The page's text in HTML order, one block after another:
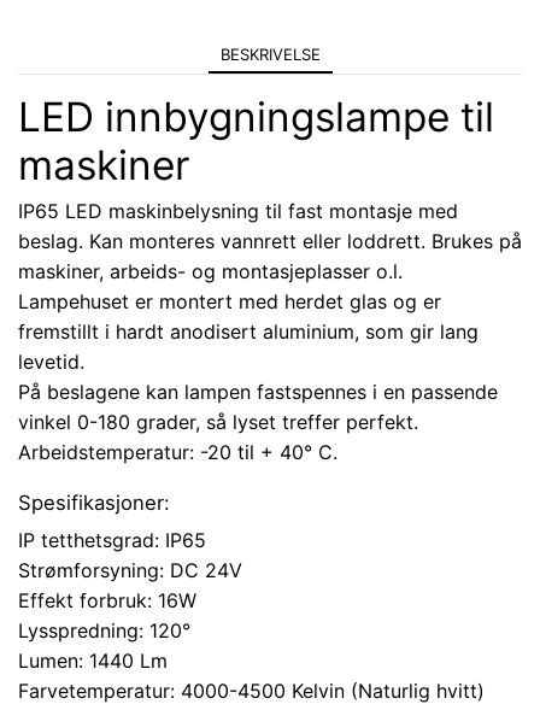
BESKRIVELSE
LED innbygningslampe til
maskiner
IP65 LED maskinbelysning til fast montasje med
beslag. Kan monteres vannrett eller loddrett. Brukes på
maskiner, arbeids- og montasjeplasser o.l.
Lampehuset er montert med herdet glas og er
fremstillt i hardt anodisert aluminium, som gir lang
levetid.
På beslagene kan lampen fastspennes i en passende
vinkel 0-180 grader, så lyset treffer perfekt.
Arbeidstemperatur: -20 til + 40° C.
Spesifikasjoner:
IP tetthetsgrad: IP65
Strømforsyning: DC 24V
Effekt forbruk: 16W
Lysspredning: 120°
Lumen: 1440 Lm
Farvetemperatur: 4000-4500 Kelvin (Naturlig hvitt)